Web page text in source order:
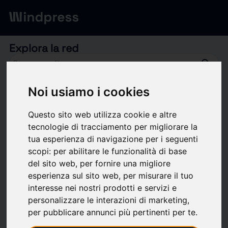
Noi usiamo i cookies
Questo sito web utilizza cookie e altre
tecnologie di tracciamento per migliorare la
tua esperienza di navigazione per i seguenti
scopi: per abilitare le funzionalità di base
del sito web, per fornire una migliore
esperienza sul sito web, per misurare il tuo
interesse nei nostri prodotti e servizi e
personalizzare le interazioni di marketing,
per pubblicare annunci più pertinenti per te.
Explora la red
search
tripProfesionales corporate_fare
profesionales ordena A -Z
PROFESIONAL